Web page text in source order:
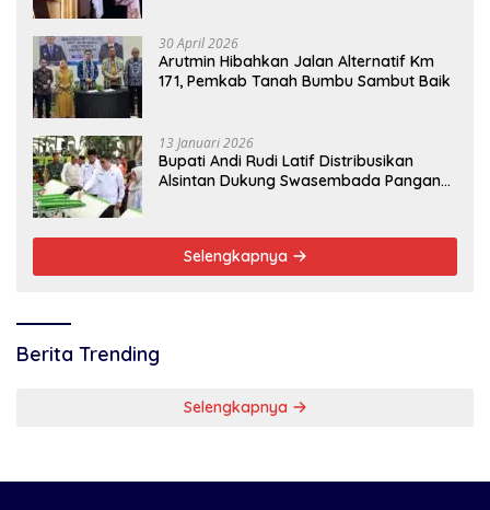
30 April 2026
Arutmin Hibahkan Jalan Alternatif Km
171, Pemkab Tanah Bumbu Sambut Baik
13 Januari 2026
Bupati Andi Rudi Latif Distribusikan
Alsintan Dukung Swasembada Pangan
Selengkapnya
Berita Trending
Selengkapnya